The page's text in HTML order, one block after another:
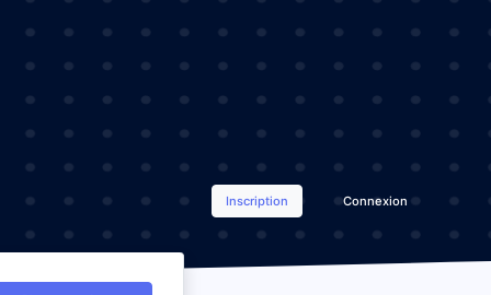
Inscription Connexion